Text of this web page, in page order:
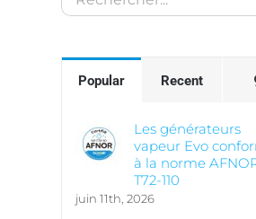
Popular Recent
Les générateurs
vapeur Evo
à la norme
T72-110
juin 11th, 2026